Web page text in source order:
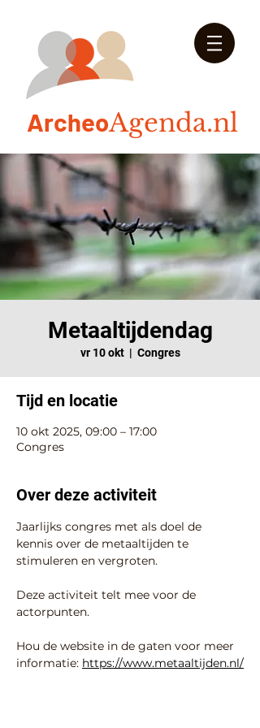
ArcheoAgenda.nl
Metaaltijdendag
vr 10 okt
  |
Congres
Tijd en locatie
10 okt 2025, 09:00 – 17:00
Congres
Over deze activiteit
Jaarlijks congres met als doel de
kennis over de metaaltijden te
stimuleren en vergroten.
Deze activiteit telt mee voor de
actorpunten.
Hou de website in de gaten voor meer
informatie: https://www.metaaltijden.nl/